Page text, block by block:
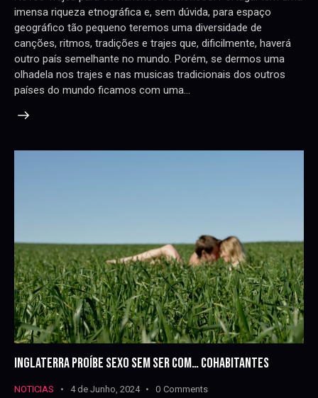
imensa riqueza etnográfica e, sem dúvida, para espaço
geográfico tão pequeno teremos uma diversidade de
canções, ritmos, tradições e trajes que, dificilmente, haverá
outro país semelhante no mundo. Porém, se dermos uma
olhadela nos trajes e nas musicas tradicionais dos outros
países do mundo ficamos com uma…
INGLATERRA PROÍBE SEXO SEM SER COM… COHABITANTES
NOTICIAS 4 de Junho, 2024 0 Comments